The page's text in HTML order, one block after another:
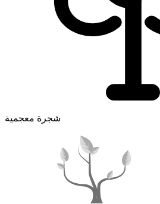
شجرة معجمية